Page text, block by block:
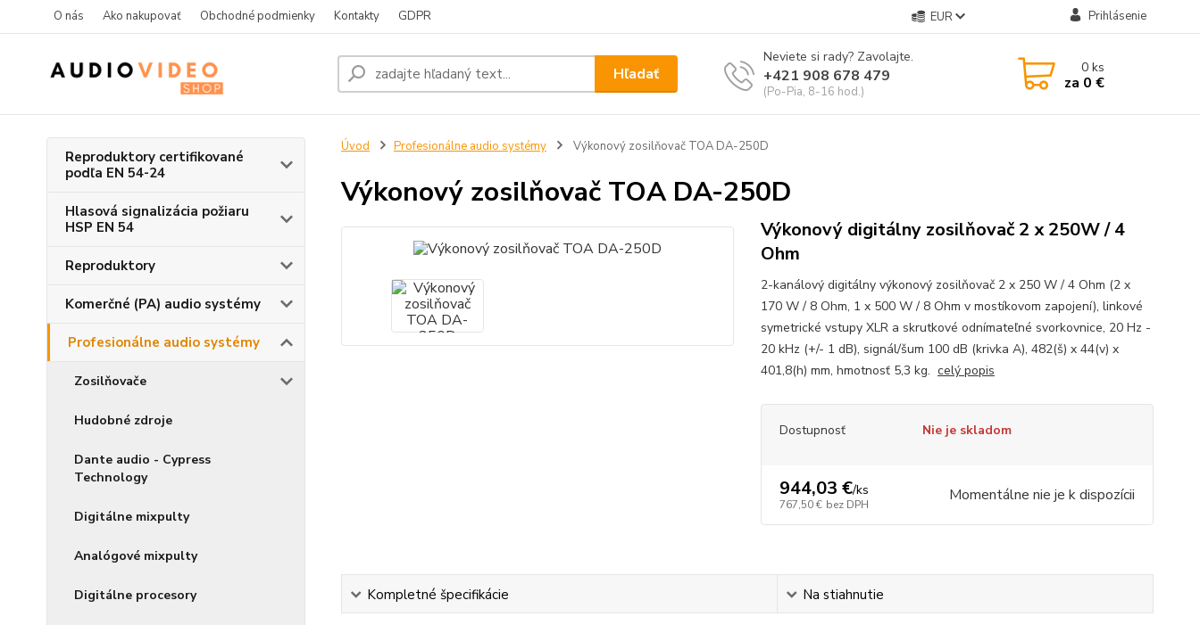
O nás Ako nakupovať Obchodné podmienky Kontakty GDPR EUR Prihlásenie
Hľadať
Neviete si rady? Zavolajte.
+421 908 678 479
(Po-Pia, 8-16 hod.)
0ks
za 0 €
Reproduktory certifikované
podľa EN 54-24
Hlasová signalizácia požiaru
HSP EN 54
Reproduktory
Komerčné (PA) audio systémy
Profesionálne audio systémy
Zosilňovače
Hudobné zdroje
Dante audio - Cypress
Technology
Digitálne mixpulty
Analógové mixpulty
Digitálne procesory
Úvod Profesionálne audio systémy Výkonový zosilňovač TOA DA-250D
Výkonový zosilňovač TOA DA-250D
Výkonový digitálny zosilňovač 2 x 250W / 4
Ohm
2-kanálový digitálny výkonový zosilňovač 2 x 250 W / 4 Ohm (2 x
170 W / 8 Ohm, 1 x 500 W / 8 Ohm v mostíkovom zapojení), linkové
symetrické vstupy XLR a skrutkové odnímateľné svorkovnice, 20 Hz -
20 kHz (+/- 1 dB), signál/šum 100 dB (krivka A), 482(š) x 44(v) x
401,8(h) mm, hmotnosť 5,3 kg. celý popis
Dostupnosť Nie je skladom
944,03 €/ks
767,50 € bez DPH Momentálne nie je k dispozícii
Kompletné špecifikácie Na stiahnutie